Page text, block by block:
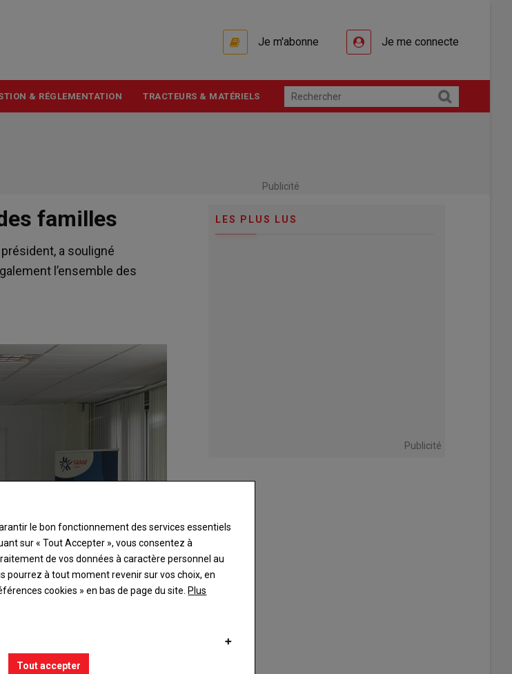
Je m'abonne Je me connecte
& RÉGLEMENTATION TRACTEURS & MATÉRIELS
Publicité
familles
président, a souligné
l’ensemble des
LES PLUS LUS
Publicité
le bon fonctionnement des services essentiels
sur « Tout Accepter », vous consentez à
de vos données à caractère personnel au
pourrez à tout moment revenir sur vos choix, en
cookies » en bas de page du site. Plus
Tout accepter